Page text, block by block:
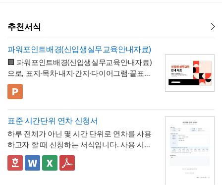
추천서식
파워포인트배경(신입생실무교육안내자료)
🏢 파워포인트배경(신입생실무교육안내자료)
으로, 표지·목차·내지·간지·다이어그램·끝표지
로 구성된 비즈니스 프레젠테이션 템플릿입
니다. 코럴 레드·블랙·크림 컬러와 원형 그래
딱딱하지 않으면서도 세련된 느낌으로 정보
를 전달할 수 있도록 디자인되었습니다. 밝고
경쾌한 톤으로 구성되어 있어 신입 구성원을
대상으로 하는 자료에 특히 잘 어울리며, 신입
생·신입사원 실무교육 안내 자료부터 오리엔
테이션 자료, 사내 교육 매뉴얼, 스터디·워크
💡 사용 꿀팁
입사원 온보딩 자료, 오리엔테이션 자료, 워크
숍 안내서 등으로 다양하게 활용할 수 있습니
다.
▪️ 다이어그램 페이지를 활용하면 교육 커리큘
럼, 진행 일정, 단계별 프로세스 등을 한눈에
보기 쉽게 정리할 수 있습니다.
▪️ 문구와 이미지 교체만으로 대학 신입생 가이
드북, 사내 교육 자료, 동아리 소개 자료 등 다
양한 주제로 응용 가능합니다.
▪️ 코럴 레드와 블랙의 경쾌한 컬러 조합 덕분
표준 시간단위 연차 신청서
하루 전체가 아닌 몇 시간 단위로 연차를 사용
하고자 할 때 신청하는 서식입니다. 사용 시간
을 연차 일수로 환산하는 기준표를 계약서 자
체에 포함하고 있어, 신청자와 승인자 모두 몇
✅ 이 서식의 구성 특징